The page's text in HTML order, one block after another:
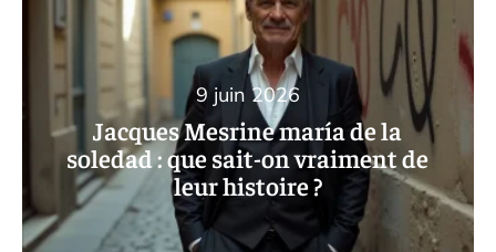
Jacques Mesrine maría de la
soledad : que sait-on vraiment de
leur histoire ?
9 juin 2026